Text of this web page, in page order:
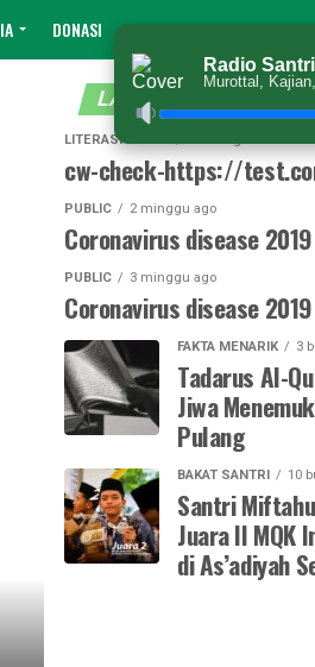
DONASI
LATEST
LITERASI ISLAMI
cw-check-https://
PUBLIC 2 minggu ago
Coronavirus disease 2019
PUBLIC 3 minggu ago
Coronavirus disease 2019
FAKTA MENARIK 3
Tadarus Al-
Jiwa
Pulang
BAKAT SANTRI 10
Santri
Juara II MQK
di As’adiyah
Radio Santri
Murottal,